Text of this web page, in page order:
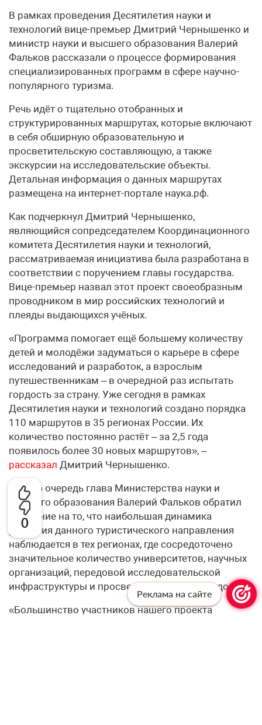
0
В рамках проведения Десятилетия науки и
технологий вице-премьер Дмитрий Чернышенко и
министр науки и высшего образования Валерий
Фальков рассказали о процессе формирования
специализированных программ в сфере научно-
популярного туризма.
Речь идёт о тщательно отобранных и
структурированных маршрутах, которые включают
в себя обширную образовательную и
просветительскую составляющую, а также
экскурсии на исследовательские объекты.
Детальная информация о данных маршрутах
размещена на интернет-портале наука.рф.
Как подчеркнул Дмитрий Чернышенко,
являющийся сопредседателем Координационного
комитета Десятилетия науки и технологий,
рассматриваемая инициатива была разработана в
соответствии с поручением главы государства.
Вице-премьер назвал этот проект своеобразным
проводником в мир российских технологий и
плеяды выдающихся учёных.
«Программа помогает ещё большему количеству
детей и молодёжи задуматься о карьере в сфере
исследований и разработок, а взрослым
путешественникам – в очередной раз испытать
гордость за страну. Уже сегодня в рамках
Десятилетия науки и технологий создано порядка
110 маршрутов в 35 регионах России. Их
количество постоянно растёт – за 2,5 года
появилось более 30 новых маршрутов», –
рассказал Дмитрий Чернышенко.
В свою очередь глава Министерства науки и
высшего образования Валерий Фальков обратил
внимание на то, что наибольшая динамика
развития данного туристического направления
наблюдается в тех регионах, где сосредоточено
значительное количество университетов, научных
организаций, передовой исследовательской
инфраструктуры и просветительских площадок.
«Большинство участников нашего проекта
Реклама на сайте